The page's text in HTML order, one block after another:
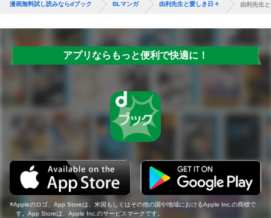
漫画無料試し読みならdブック BLマンガ 由利先生と愛しき日々 由利先生
アプリならもっと便利で快適に！
Appleのロゴ、App Storeは、米国もしくはその他の国や地域におけるApple Inc.の商標で
す。App Storeは、Apple Inc.のサービスマークです。